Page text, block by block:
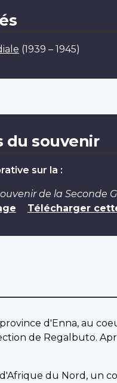
(1939 – 1945)
du souvenir
sur la :
de la Seconde
Télécharger
d'Enna, au
de Regalbuto.
du Nord, un